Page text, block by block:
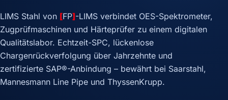
LIMS Stahl von [FP]-LIMS verbindet OES-Spektrometer,
Zugprüfmaschinen und Härteprüfer zu einem digitalen
Qualitätslabor. Echtzeit-SPC, lückenlose
Chargenrückverfolgung über Jahrzehnte und
zertifizierte SAP®-Anbindung – bewährt bei Saarstahl,
Mannesmann Line Pipe und ThyssenKrupp.